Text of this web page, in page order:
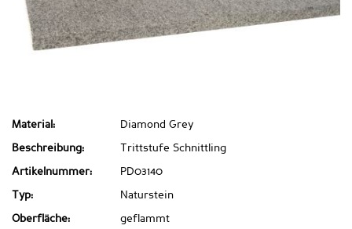
Material: Diamond Grey
Beschreibung: Trittstufe Schnittling
Artikelnummer: PD03140
Typ: Naturstein
Oberfläche: geflammt